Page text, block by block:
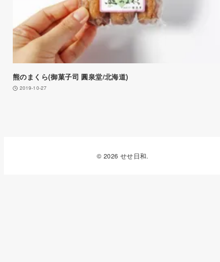
熊のまくら(御菓子司 圓泉堂/北海道)
2019-10-27
© 2026 せせ日和.